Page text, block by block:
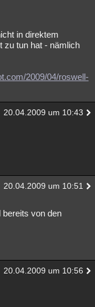
in direktem
zu tun hat - nämlich
2009/04/roswell-
20.04.2009 um 10:43
20.04.2009 um 10:51
bereits von den
20.04.2009 um 10:56